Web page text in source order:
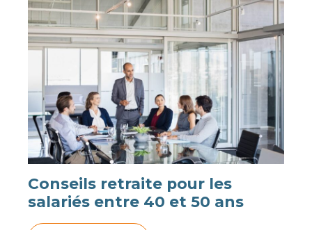
Conseils retraite pour les
salariés entre 40 et 50 ans